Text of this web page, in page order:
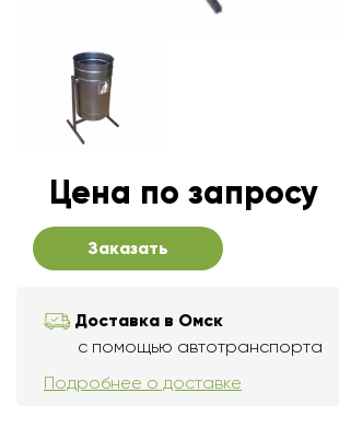
Цена по запросу
Заказать
Доставка в Омск
с помощью автотранспорта
Подробнее о доставке